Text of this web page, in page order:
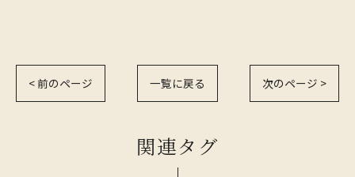
< 前のページ 一覧に戻る 次のページ >
関連タグ